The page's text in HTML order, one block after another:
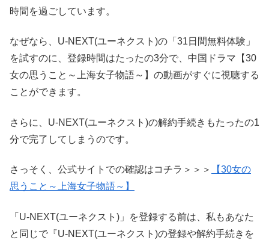
時間を過ごしています。
なぜなら、U-NEXT(ユーネクスト)の「31日間無料体験」
を試すのに、登録時間はたったの3分で、中国ドラマ【30
女の思うこと～上海女子物語～】の動画がすぐに視聴する
ことができます。
さらに、U-NEXT(ユーネクスト)の解約手続きもたったの1
分で完了してしまうのです。
さっそく、公式サイトでの確認はコチラ＞＞＞
【30女の
思うこと～上海女子物語～】
「U-NEXT(ユーネクスト)」を登録する前は、私もあなた
と同じで『U-NEXT(ユーネクスト)の登録や解約手続きを